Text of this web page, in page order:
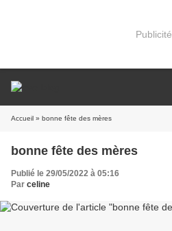
Publicité
Accueil » bonne fête des mères
bonne fête des mères
Publié le 29/05/2022 à 05:16
Par celine